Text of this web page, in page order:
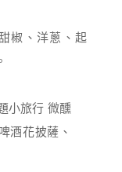
椒、洋蔥、起